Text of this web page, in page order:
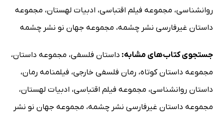
روانشناسی، مجموعه فیلم اقتباسی، ادبیات لهستان، مجموعه
داستان غیرفارسی نشر چشمه، مجموعه جهان نو نشر چشمه
جستجوی کتاب‌های مشابه: داستان فلسفی، مجموعه داستان،
مجموعه داستان کوتاه، رمان فلسفی خارجی، فیلمنامه رمان،
داستان روانشناسی، مجموعه فیلم اقتباسی، ادبیات لهستان،
مجموعه داستان غیرفارسی نشر چشمه، مجموعه جهان نو نشر